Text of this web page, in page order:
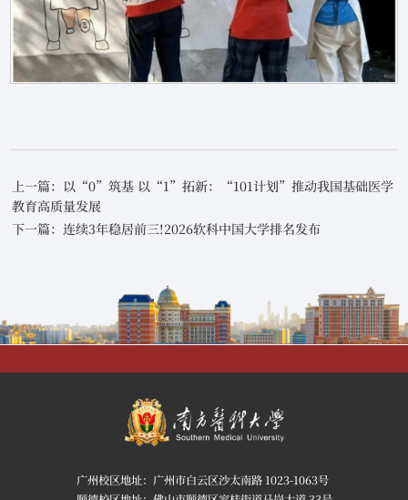
上一篇：以“0”筑基 以“1”拓新：“101计划”推动我国基础医学
教育高质量发展
下一篇：连续3年稳居前三!2026软科中国大学排名发布
广州校区地址：广州市白云区沙太南路 1023-1063号